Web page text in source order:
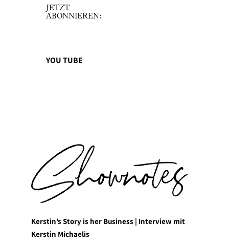
JETZT
ABONNIEREN:
YOU TUBE
Shownotes
Kerstin’s Story is her Business | Interview mit
Kerstin Michaelis